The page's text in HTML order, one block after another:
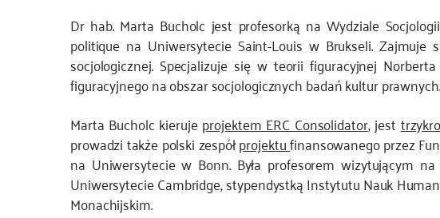
JS
Dr hab. Marta Bucholc jest profesorką na Wydziale
politique na Uniwersytecie Saint-Louis w Brukseli.
socjologicznej. Specjalizuje się w teorii figuracyjnej
figuracyjnego na obszar socjologicznych badań kultur prawnych.
Marta Bucholc kierujeprojektem ERC Consolidator, jest
prowadzi także polski zespółprojektufinansowanego przez
na Uniwersytecie w Bonn. Była profesorem wizytującym
Uniwersytecie Cambridge, stypendystką Instytutu Nauk
Monachijskim.